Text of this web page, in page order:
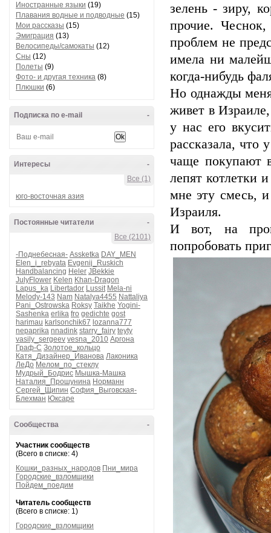
Иностранные языки (19)
Плавания водные и подводные (15)
Мои рассказы (15)
Эмиграция (13)
Велосипеды/самокаты (12)
Сны (12)
Полеты (9)
Фото- и другая техника (8)
Плюшки (6)
-
Подписка по e-mail
-
Интересы
Все (1)
юго-восточная азия
-
Постоянные читатели
Все (2101)
-Поднебесная- Assketka DAY_MEN
Elen_i_rebyata Evgenij_Ruskich
Handbalancing Heler JBekkie
JulyFlower Kelen Khan-Dragon
Lapus_ka Libertador Lussit Mela-ni
Melody-143 Nam Natalya4455 Nattaliya
Pani_Ostrowska Roksy Taikhe Yogini-
Sashenka erlika fro gedichte gost
harimau karlsonchik67 lozanna777
nepaprika nnadink starry_fairy teyty
vasily_sergeev vesna_2010 Аргона
Граф-С Золотое_кольцо
Катя_Дизайнер_Иванова Лаконика
ЛеДо Мелом_по_стеклу
Мудрый_Бодрис Мышка-Машка
Наталия_Прошунина Норманн
Сергей_Щипин София_Выговская-
Блехман Юксаре
-
Сообщества
Участник сообществ
(Всего в списке: 4)
Кошки_разных_народов Пни_мира
Городские_взломщики
Пойдем_поедим
Читатель сообществ
(Всего в списке: 1)
Городские_взломщики
зелень - зиру,
прочие.
проблем не
имела ни
когда-нибудь
Но однажды
живет в
у нас его
рассказала, что
чаще покупают
лепят котлетки
мне эту смесь,
Израиля.
И вот, на
попробовать